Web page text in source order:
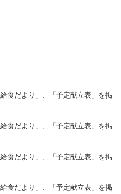
食だより」、「予定献立表」を掲
食だより」、「予定献立表」を掲
食だより」、「予定献立表」を掲
食だより」、「予定献立表」を掲